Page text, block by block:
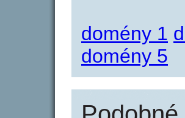
domény 1
domény 5